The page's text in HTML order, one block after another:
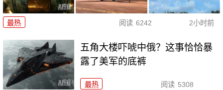
最热 阅读 6242 2小时前
五角大楼吓唬中俄？这事恰恰暴
露了美军的底裤
最热 阅读 5308